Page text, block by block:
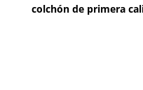
colchón de primera